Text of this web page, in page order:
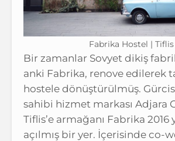
Fabrika Hostel | Tiflis
Bir zamanlar Sovyet dikiş
anki Fabrika, renove edilerek
hostele dönüştürülmüş.
sahibi hizmet markası Adjara
Tiflis’e armağanı Fabrika 2016
açılmış bir yer. İçerisinde co-